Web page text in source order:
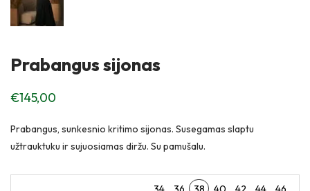
Prabangus sijonas
€145,00
Prabangus, sunkesnio kritimo sijonas. Susegamas slaptu
užtrauktuku ir sujuosiamas diržu. Su pamušalu.